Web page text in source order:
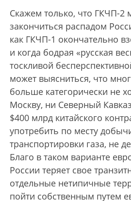
Скажем только, что ГКЧП-2
закончиться распадом
как ГКЧП-1 окончательно
и когда бодрая «русская
тоскливой
может выясниться, что
больше категорически не
Москву, ни Северный
$400 млрд китайского
употребить по месту
транспортировки газа, не
Благо в таком варианте
России теряет свое
отдельные нетипичные
пойти собственным путем